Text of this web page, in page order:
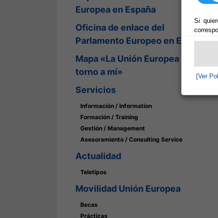
Si
[Ver
Europea en España
Oficina de enlace del
Parlamento Europeo en España
Mapa «La Unión Europea en
torno a mí»
Servicios
Información / Information
Formación / Training
Gestión / Management
Asesoramiento / Consulting Service
Actualidad
Teletipos
Movilidad Unión Europea
Becas
Prácticas